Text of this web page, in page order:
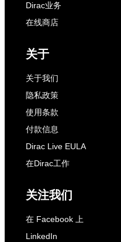
Dirac业务
在线商店
关于
关于我们
隐私政策
使用条款
付款信息
Dirac Live EULA
在Dirac工作
关注我们
在 Facebook 上
LinkedIn